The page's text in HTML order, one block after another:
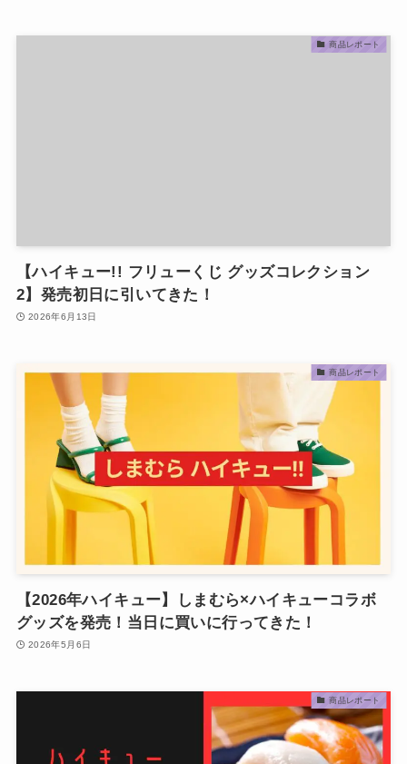
商品レポート
【ハイキュー!! フリューくじ グッズコレクション
2】発売初日に引いてきた！
2026年6月13日
商品レポート
【2026年ハイキュー】しまむら×ハイキューコラボ
グッズを発売！当日に買いに行ってきた！
2026年5月6日
商品レポート